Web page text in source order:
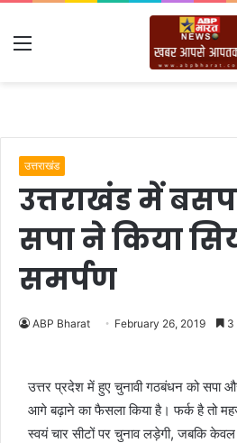
Menu
उत्तराखंड
उत्तराखंड में
सपा ने किया
समर्पण
ABP Bharat February 26, 2019 3
उत्तर प्रदेश में हुए चुनावी गठबंधन को सपा
आगे बढ़ाने का फैसला किया है। फर्क है तो
स्वयं चार सीटों पर चुनाव लड़ेगी, जबकि